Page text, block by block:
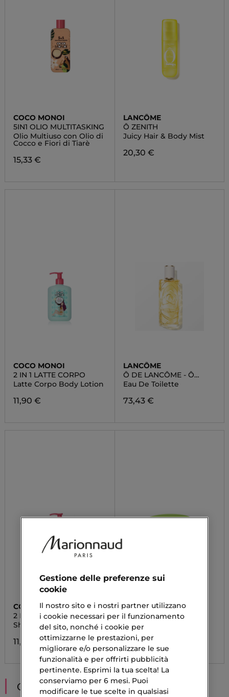
COCO MONOI
5IN1 OLIO MULTITASKING
Olio Multiuso con Olio di
Cocco e Fiori di Tiarè
15,33 €
LANCÔME
Ô ZENITH
Juicy Hair & Body Mist
20,30 €
COCO MONOI
2 IN 1 LATTE CORPO
Latte Corpo Body Lotion
11,90 €
LANCÔME
Ô DE LANCÔME - Ô
ZENITH
Eau De Toilette
73,43 €
COCO MONOI
2 IN 1 SHAMPOO E
BALSAMO
Shampoo e Balsamo
11,98 €
MULAC
MU-BYE
Balsamo Struccante
22,32 €
CONSIGLIATI PER TE
Gestione delle preferenze sui
cookie
Il nostro sito e i nostri partner utilizzano
i cookie necessari per il funzionamento
del sito, nonché i cookie per
ottimizzarne le prestazioni, per
migliorare e/o personalizzare le sue
funzionalità e per offrirti pubblicità
pertinente. Esprimi la tua scelta! La
conserviamo per 6 mesi. Puoi
modificare le tue scelte in qualsiasi